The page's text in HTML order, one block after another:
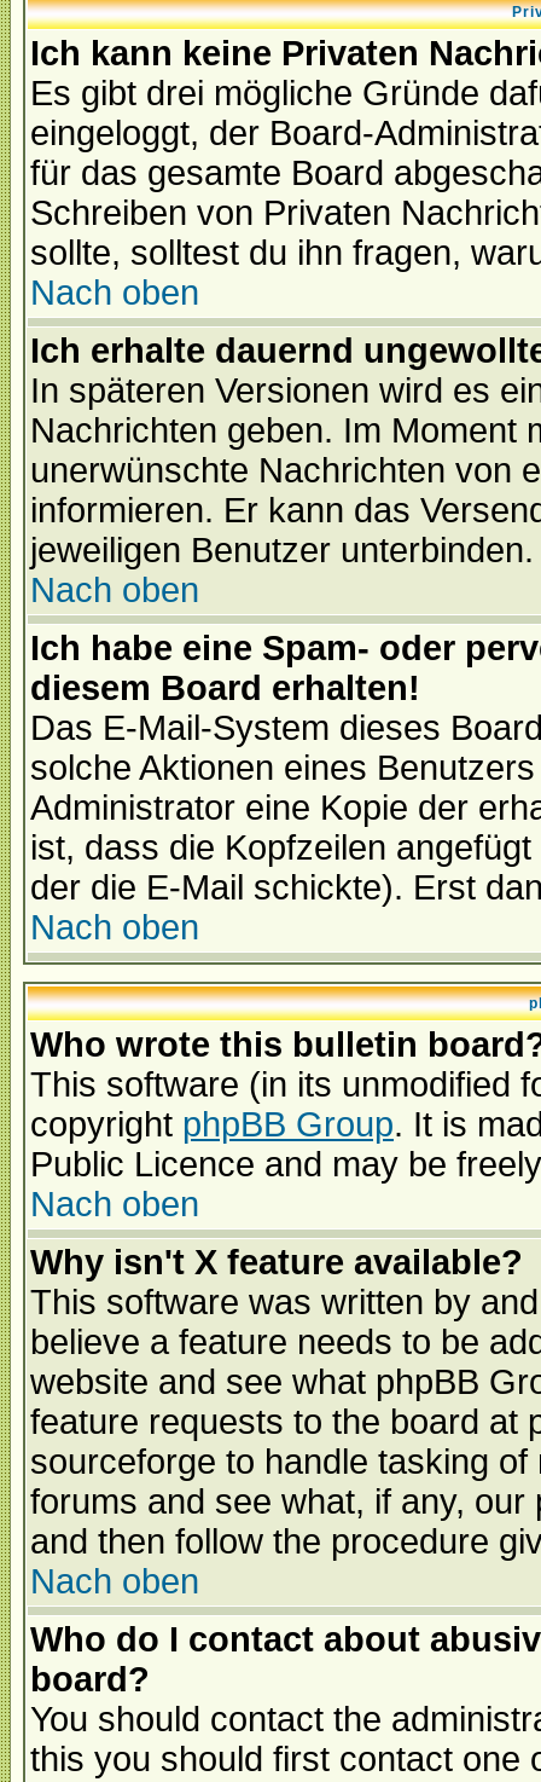
Ich kann keine Privaten
Es gibt drei mögliche Gründe
eingeloggt, der Board-
für das gesamte Board
Schreiben von Privaten
sollte, solltest du ihn fragen,
Nach oben
Ich erhalte dauernd
In späteren Versionen wird es
Nachrichten geben. Im Moment
unerwünschte Nachrichten von
informieren. Er kann das
jeweiligen Benutzer unterbinden.
Nach oben
Ich habe eine Spam- oder
diesem Board erhalten!
Das E-Mail-System dieses
solche Aktionen eines
Administrator eine Kopie der
ist, dass die Kopfzeilen
der die E-Mail schickte). Erst
Nach oben
Who wrote this bulletin
This software (in its unmodified
copyright phpBB Group. It is
Public Licence and may be
Nach oben
Why isn't X feature available?
This software was written by
believe a feature needs to be
website and see what phpBB
feature requests to the board at
sourceforge to handle tasking
forums and see what, if any,
and then follow the procedure
Nach oben
Who do I contact about
board?
You should contact the
this you should first contact one